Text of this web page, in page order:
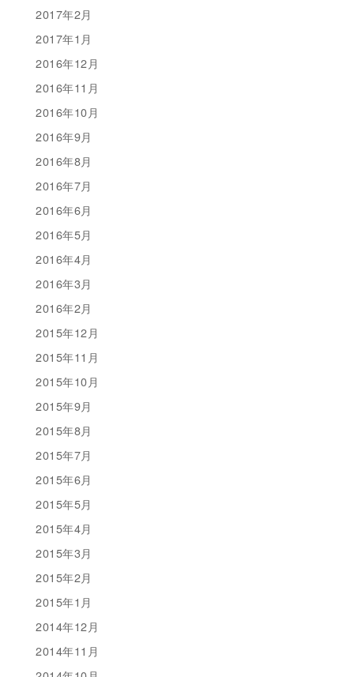
2017年2月
2017年1月
2016年12月
2016年11月
2016年10月
2016年9月
2016年8月
2016年7月
2016年6月
2016年5月
2016年4月
2016年3月
2016年2月
2015年12月
2015年11月
2015年10月
2015年9月
2015年8月
2015年7月
2015年6月
2015年5月
2015年4月
2015年3月
2015年2月
2015年1月
2014年12月
2014年11月